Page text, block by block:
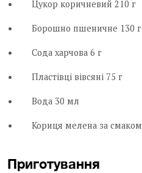
Цукор коричневий 210 г
Борошно пшеничне 130 г
Сода харчова 6 г
Пластівці вівсяні 75 г
Вода 30 мл
Кориця мелена за смаком
Приготування